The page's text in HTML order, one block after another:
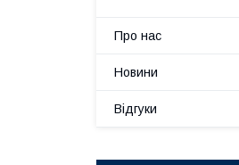
Про нас
Новини
Відгуки